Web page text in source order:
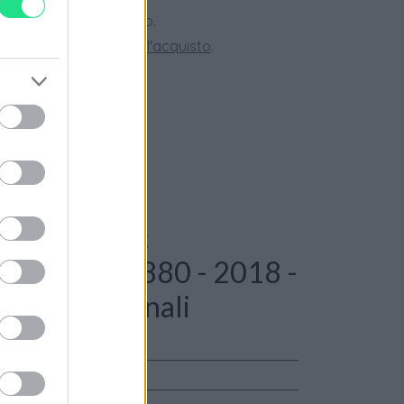
superiori a 150 euro.
Guida all'acquisto.
Montblanc
ref: 114880 - 2018 -
originali